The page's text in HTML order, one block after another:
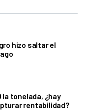
hizo saltar el
la tonelada, ¿hay
rentabilidad?